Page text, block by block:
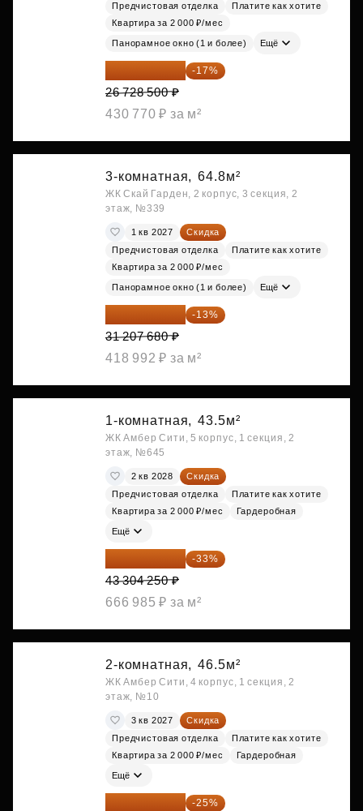
Предчистовая отделка
Платите как хотите
Квартира за 2 000 ₽/мес
Панорамное окно (1 и более) Ещё
22 184 655 ₽ -17%
26 728 500 ₽
430 770 ₽ за м²
3-комнатная, 64.8м²
ЖК Скай Гарден, 2 корпус, 3 секция, 2
этаж, №339
1 кв 2027
Скидка
Предчистовая отделка
Платите как хотите
Квартира за 2 000 ₽/мес
Панорамное окно (1 и более) Ещё
27 150 682 ₽ -13%
31 207 680 ₽
418 992 ₽ за м²
1-комнатная, 43.5м²
ЖК Амбер Сити, 5 корпус, 1 секция, 2
этаж, №645
2 кв 2028
Скидка
Предчистовая отделка
Платите как хотите
Квартира за 2 000 ₽/мес
Гардеробная
Ещё
29 013 848 ₽ -33%
43 304 250 ₽
666 985 ₽ за м²
2-комнатная, 46.5м²
ЖК Амбер Сити, 4 корпус, 1 секция, 2
этаж, №10
3 кв 2027
Скидка
Предчистовая отделка
Платите как хотите
Квартира за 2 000 ₽/мес
Гардеробная
Ещё
29 839 050 ₽ -25%